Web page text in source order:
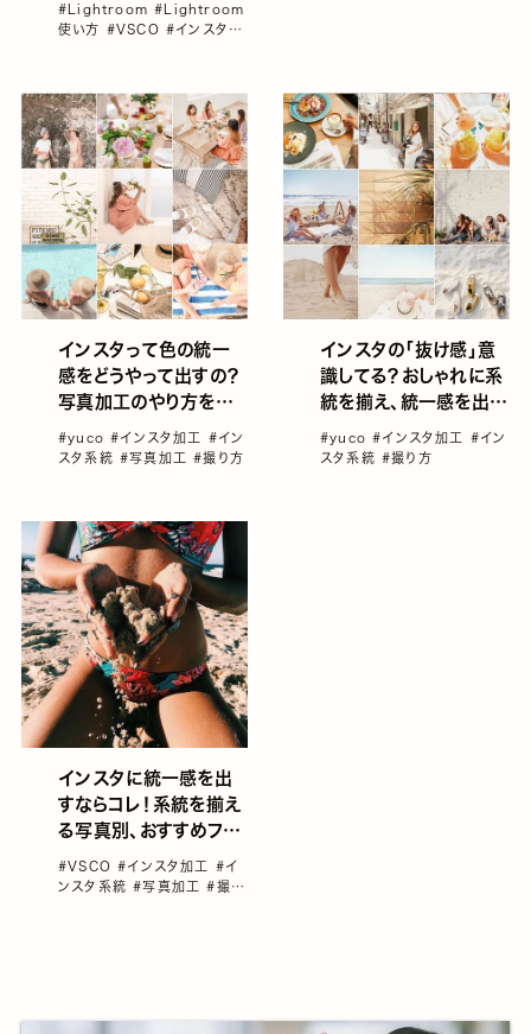
す！
#Lightroom#Lightroom
使い方 #VSCO #インスタ加
インスタって色の統一
感をどうやって出すの？
写真加工のやり方を手
ほどき
#yuco#インスタ加工 #イン
スタ系統 #写真加工#撮り方
インスタの「抜け感」意
識してる？おしゃれに系
統を揃え、統一感を出す
テクはこれだ！
#yuco#インスタ加工 #イン
スタ系統 #撮り方
インスタに統一感を出
すならコレ！系統を揃え
る写真別、おすすめフィ
ルター
#VSCO#インスタ加工 #イ
ンスタ系統#写真加工#撮り